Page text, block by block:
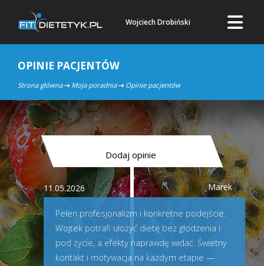
Wojciech Drobiński
OPINIE PACJENTÓW
Strona główna Moja poradnia Opinie pacjentów
Dodaj opinie
Marek
11.05.2026
Pełen profesjonalizm i konkretne podejście.
Wojtek potrafi ułożyć dietę bez głodzenia i
pod życie, a efekty naprawdę widać. Świetny
kontakt i motywacja na każdym etapie —